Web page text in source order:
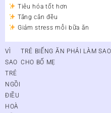
Tiêu hóa tốt hơn
Tăng cân đều
Giảm stress mỗi bữa ăn
Điều
hướng
bài
viết
VÌ
SAO
TRẺ
NGỒI
ĐIỀU
HOÀ
TRẺ BIẾNG ĂN PHẢI LÀM
CHO BỐ MẸ